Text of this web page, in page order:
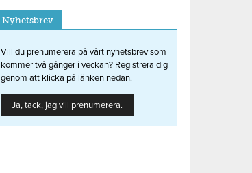
Nyhetsbrev
Vill du prenumerera på vårt nyhetsbrev som
kommer två gånger i veckan? Registrera dig
genom att klicka på länken nedan.
Ja, tack, jag vill prenumerera.